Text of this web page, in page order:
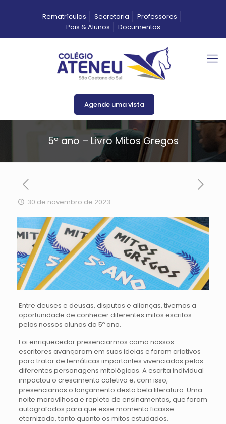
Rematrículas Secretaria
Professores
Pais & Alunos
Documentos
Agende uma vista
5º ano – Livro Mitos Gregos
30 de novembro de 2023
Entre deuses e deusas, disputas e alianças, tivemos a
oportunidade de conhecer diferentes mitos escritos
pelos nossos alunos do 5º ano.
Foi enriquecedor presenciarmos como nossos
escritores avançaram em suas ideias e foram criativos
para tratar de temáticas importantes vivenciadas pelos
diferentes personagens mitológicos. A escrita individual
impactou o crescimento coletivo e, com isso,
presenciamos o lançamento desta bela literatura. Uma
noite maravilhosa e repleta de ensinamentos, que foram
autografados para que esse momento ficasse
eternizado, tanto quanto os mitos estudados.